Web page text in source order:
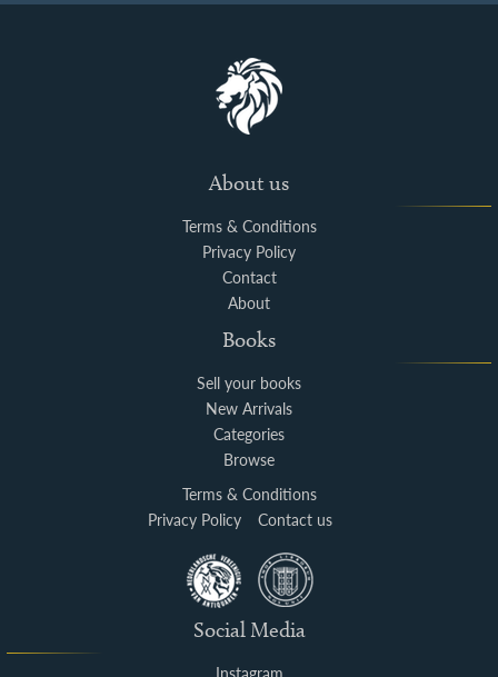
About us
Terms & Conditions
Privacy Policy
Contact
About
Books
Sell your books
New Arrivals
Categories
Browse
Terms & Conditions
Privacy Policy
Contact us
Social Media
Instagram